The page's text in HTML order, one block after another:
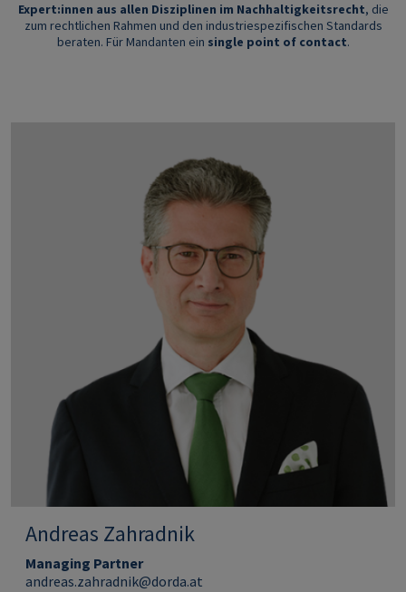
Expert:innen aus allen Disziplinen im Nachhaltigkeitsrecht, die
zum rechtlichen Rahmen und den industriespeziﬁschen Standards
beraten. Für Mandanten ein single point of contact.
Andreas Zahradnik
Managing Partner
andreas.zahradnik@dorda.at